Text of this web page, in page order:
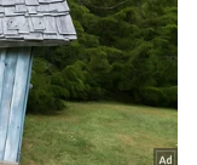
ಪ್ರೈಮರಿ
ವೈಡ್ ಮೋಡ್